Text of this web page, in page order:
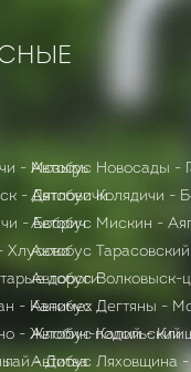
- Мозырь
- Дятловичи
- Бобрич
Хлусово
дороги
- Канимех
- Жлобин-подольский
- Дитва
Автобус Новосады -
Автобус Колядичи -
Автобус Мискин -
Автобус
Автобус
Автобус Дегтяны -
Автобус Калий -
Автобус Ляховщина